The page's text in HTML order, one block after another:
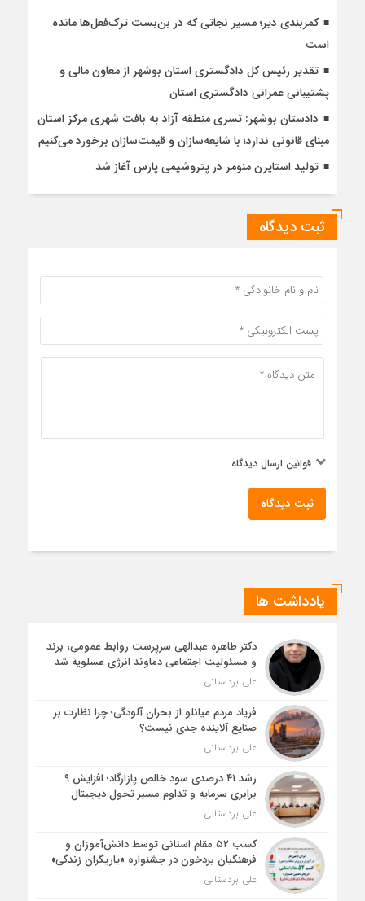
کمربندی دیر؛ مسیر نجاتی که در بن‌بست ترک‌فعل‌ها مانده
است
تقدیر رئیس کل دادگستری استان بوشهر از معاون مالی و
پشتیبانی عمرانی دادگستری استان
دادستان بوشهر: تسری منطقه آزاد به بافت شهری مرکز استان
مبنای قانونی ندارد؛ با شایعه‌سازان و قیمت‌سازان برخورد می‌کنیم
تولید استایرن منومر در پتروشیمی پارس آغاز شد
ثبت دیدگاه
قوانین ارسال دیدگاه
ثبت دیدگاه
یادداشت ها
دکتر طاهره عبدالهی سرپرست روابط عمومی، برند
و مسئولیت اجتماعی دماوند انرژی عسلویه شد
علی بردستانی
فریاد مردم میانلو از بحران آلودگی؛ چرا نظارت بر
صنایع آلاینده جدی نیست؟
علی بردستانی
رشد ۴۱ درصدی سود خالص پازارگاد؛ افزایش ۹
برابری سرمایه و تداوم مسیر تحول دیجیتال
علی بردستانی
کسب ۵۲ مقام استانی توسط دانش‌آموزان و
فرهنگیان بردخون در جشنواره «یاریگران زندگی»
علی بردستانی